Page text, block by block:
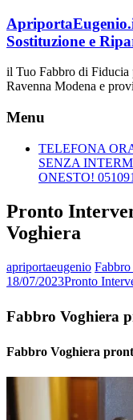
Vai
al
contenuto
Sostituzione e
il Tuo Fabbro di Fiducia
Ravenna Modena e
Menu
TELEFONA
SENZA
ONESTO!
Pronto
Voghiera
apriportaeugenio
18/07/2023Pronto
Fabbro Voghiera
Fabbro Voghiera